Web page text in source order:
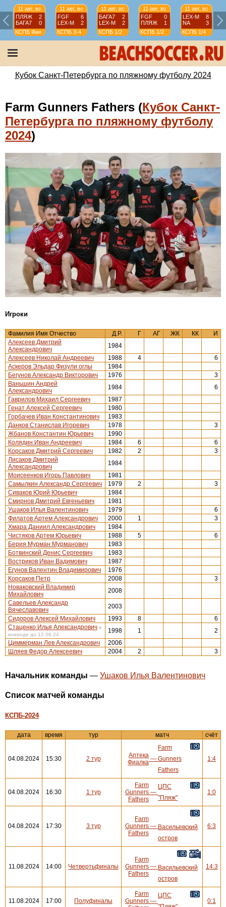
11 авг, вс
ПЛЯЖ
2
БАГА7
0
КСПБ Фин
11 авг, вс
FGF
6
LEX-М
2
КСПБ 3-4
11 авг, вс
БАГА7
2
LEX-М
2
КСПБ 1/2
11 авг, вс
FGF
0
ПЛЯЖ
1
КСПБ 1/2
11 авг, вс
LEX-М
8
NA
3
КСПБ 1/4
Кубок Санкт-Петербурга по пляжному футболу 2024
Farm Gunners Fathers (Кубок Санкт-
Петербурга по пляжному футболу
2024)
Игроки
Фамилия Имя Отчество Д.Р. Г АГ ЖК КК
И
Алексеев Дмитрий
Александрович
1984
Алексеев Николай Андреевич
1988 4
6
Аскеров Эльдар Физули оглы
1984
Бегунов Александр Викторович
1976
3
Ваньшин Андрей
Александрович
1984
6
Гаврилов Михаил Сергеевич
1987
Генат Алексей Сергеевич
1980
Горбачев Иван Константинович
1983
Данков Станислав Игоревич
1978
3
Жбанов Константин Юрьевич
1990
Колядин Иван Андреевич
1984 6
6
Корсаков Дмитрий Сергеевич
1982 2
3
Лисаков Дмитрий
Александрович
1984
Моисеенков Игорь Павлович
1981
Самылкин Александр Сергеевич
1979 2
3
Сиваков Юрий Юрьевич
1984
Смирнов Дмитрий Евгеньевич
1981
Ушаков Илья Валентинович
1979
6
Филатов Артем Александрович
2000 1
3
Хмара Даниил Александрович
1984
Чистяков Артем Юрьевич
1988 5
6
Берия Мурман Мурманович
1983
Ботвинский Денис Сергеевич
1983
Востриков Иван Вадимович
1987
Егунов Валентин Владимирович
1976
Корсаков Петр
2008
3
Новаковский Владимир
Михайлович
2008
Савельев Александр
Вячеславович
2003
Сидоров Алексей Михайлович
1993 8
6
Стаценко Илья Александрович в
команде до 12.08.24
1998 1
2
Циммерман Лев Александрович
2006
Шляев Федор Алексеевич
2004 2 3
Начальник команды — Ушаков Илья Валентинович
Cписок матчей команды
КСПБ-2024
дата время тур матч счёт
04.08.2024 15:30 2 тур
Аптека
Фиалка —
Farm
Gunners
Fathers
1:4
04.08.2024 16:30 1 тур
Farm
Gunners
Fathers
—
ЦПС
"Пляж"
1:0
04.08.2024 17:30 3 тур
Farm
Gunners
Fathers
— Васильевский
остров
6:3
11.08.2024 14:00 Четвертьфиналы
Farm
Gunners
Fathers
— Васильевский
остров
14:3
11.08.2024 17:00 Полуфиналы
Farm
Gunners —
ЦПС
0:1